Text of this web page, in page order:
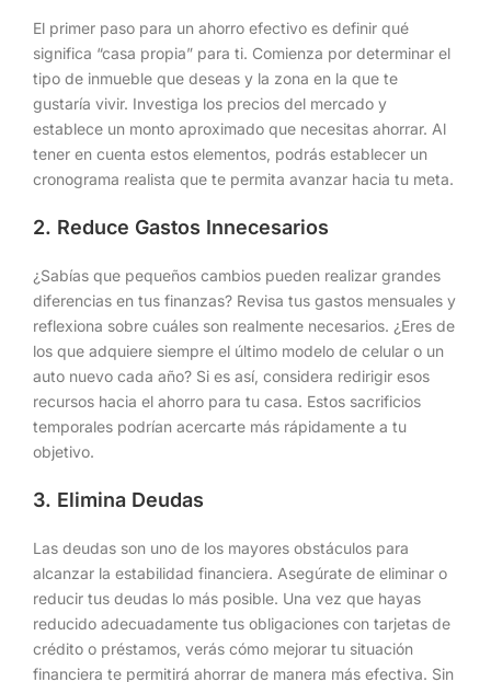
El primer paso para un ahorro efectivo es definir qué
significa “casa propia” para ti. Comienza por determinar el
tipo de inmueble que deseas y la zona en la que te
gustaría vivir. Investiga los precios del mercado y
establece un monto aproximado que necesitas ahorrar. Al
tener en cuenta estos elementos, podrás establecer un
cronograma realista que te permita avanzar hacia tu meta.
2. Reduce Gastos Innecesarios
¿Sabías que pequeños cambios pueden realizar grandes
diferencias en tus finanzas? Revisa tus gastos mensuales y
reflexiona sobre cuáles son realmente necesarios. ¿Eres de
los que adquiere siempre el último modelo de celular o un
auto nuevo cada año? Si es así, considera redirigir esos
recursos hacia el ahorro para tu casa. Estos sacrificios
temporales podrían acercarte más rápidamente a tu
objetivo.
3. Elimina Deudas
Las deudas son uno de los mayores obstáculos para
alcanzar la estabilidad financiera. Asegúrate de eliminar o
reducir tus deudas lo más posible. Una vez que hayas
reducido adecuadamente tus obligaciones con tarjetas de
crédito o préstamos, verás cómo mejorar tu situación
financiera te permitirá ahorrar de manera más efectiva. Sin